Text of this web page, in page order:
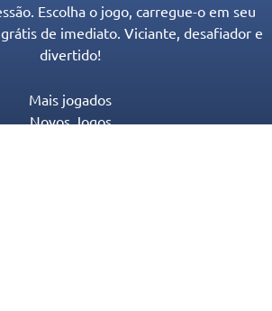
Escolha o jogo, carregue-o em seu
de imediato. Viciante, desafiador e
divertido!
Mais jogados
Novos Jogos